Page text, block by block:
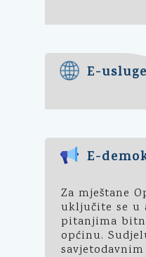
E-usluge
E-
Za mještane
uključite se u
pitanjima
općinu.